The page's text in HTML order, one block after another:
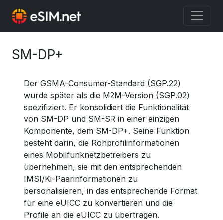
SM-DP+
Der GSMA-Consumer-Standard (SGP.22)
wurde später als die M2M-Version (SGP.02)
spezifiziert. Er konsolidiert die Funktionalität
von SM-DP und SM-SR in einer einzigen
Komponente, dem SM-DP+. Seine Funktion
besteht darin, die Rohprofilinformationen
eines Mobilfunknetzbetreibers zu
übernehmen, sie mit den entsprechenden
IMSI/Ki-Paarinformationen zu
personalisieren, in das entsprechende Format
für eine eUICC zu konvertieren und die
Profile an die eUICC zu übertragen.